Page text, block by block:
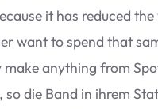
it has redu­ced
want to spend that
any­thing from
die Band in ihrem